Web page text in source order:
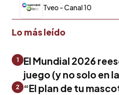
Tveo - Canal 10
Lo más leído
1
El Mundial 2026
juego (y no solo en
2
“El plan de tu